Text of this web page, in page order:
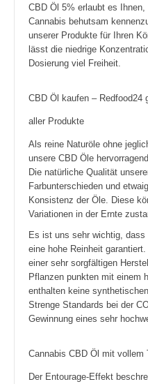
CBD Öl 5% erlaubt es
Cannabis behutsam
unserer Produkte für Ihren
lässt die niedrige
Dosierung viel Freiheit.
CBD Öl kaufen – Redfood24
aller Produkte
Als reine Naturöle ohne
unsere CBD Öle
Die natürliche Qualität
Farbunterschieden und
Konsistenz der Öle. Diese
Variationen in der Ernte
Es ist uns sehr wichtig,
eine hohe Reinheit
einer sehr sorgfältigen
Pflanzen punkten mit einem
enthalten keine
Strenge Standards bei der
Gewinnung eines sehr
Cannabis CBD Öl mit vollem
Der Entourage-Effekt